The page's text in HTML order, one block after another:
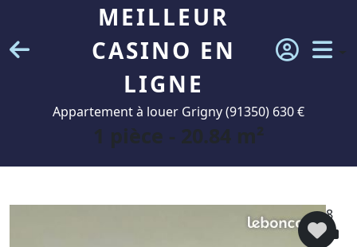
MEILLEUR
CASINO EN
LIGNE
Appartement à louer Grigny (91350) 630 €
1 pièce - 20.84 m²
8